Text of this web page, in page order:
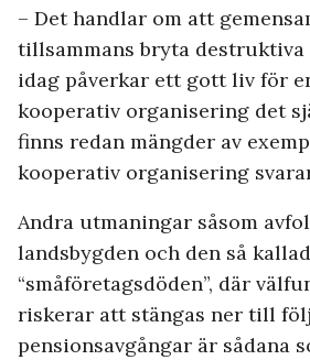
– Det handlar om att
tillsammans bryta
idag påverkar ett gott liv för
kooperativ organisering det
finns redan mängder av
kooperativ organisering
Andra utmaningar såsom
landsbygden och den så
“småföretagsdöden”, där
riskerar att stängas ner till
pensionsavgångar är sådana